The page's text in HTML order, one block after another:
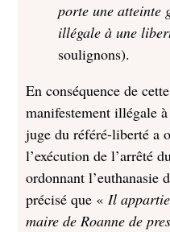
porte une atteinte
illégale à une
soulignons).
En conséquence de
manifestement illégale
juge du référé-liberté a
l’exécution de l’arrêté
ordonnant
précisé que «Il
maire de Roanne de